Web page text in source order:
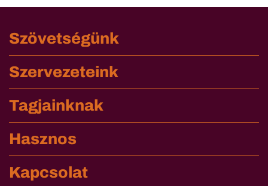
Szövetségünk
Szervezeteink
Tagjainknak
Hasznos
Kapcsolat